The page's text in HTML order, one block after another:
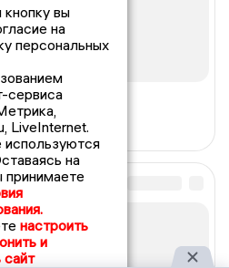
вы
на
персональных
сервиса
LiveInternet.
используются
на
принимаете
настроить
и
сайт